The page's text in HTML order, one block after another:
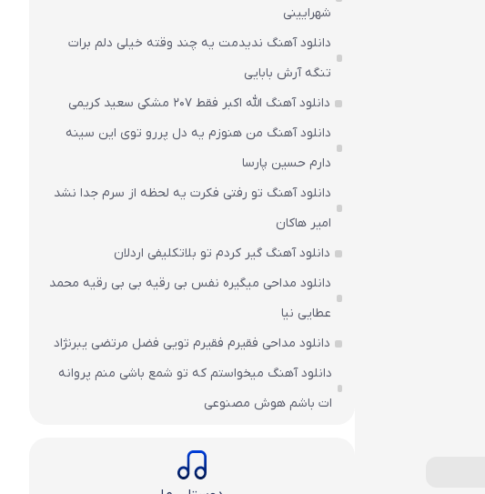
شهرایینی
دانلود آهنگ ندیدمت یه چند وقته خیلی دلم برات
تنگه آرش بابایی
دانلود آهنگ الله اکبر فقط 207 مشکی سعید کریمی
دانلود آهنگ من هنوزم یه دل پررو توی این سینه
دارم حسین پارسا
دانلود آهنگ تو رفتی فکرت یه لحظه از سرم جدا نشد
امیر هاکان
دانلود آهنگ گیر کردم تو بلاتکلیفی اردلان
دانلود مداحی میگیره نفس بی رقیه بی بی رقیه محمد
عطایی نیا
دانلود مداحی فقیرم فقیرم تویی فضل مرتضی یبرنژاد
دانلود آهنگ میخواستم که تو شمع باشی منم پروانه
ات باشم هوش مصنوعی